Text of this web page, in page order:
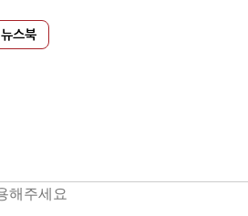
뉴스북